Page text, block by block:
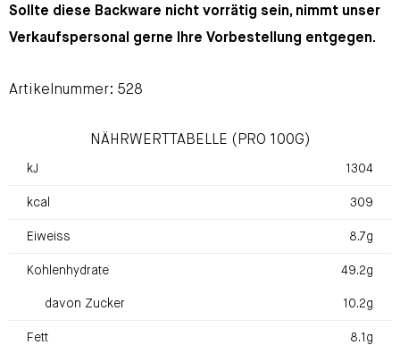
Sollte diese Backware nicht vorrätig sein, nimmt unser
Verkaufspersonal gerne Ihre Vorbestellung entgegen.
Artikelnummer: 528
NÄHRWERTTABELLE (PRO 100G)
kJ 1304
kcal 309
Eiweiss 8.7g
Kohlenhydrate 49.2g
davon Zucker 10.2g
Fett 8.1g